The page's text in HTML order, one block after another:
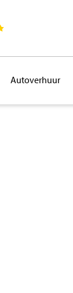
Autoverhuur